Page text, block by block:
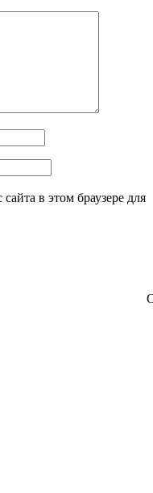
в этом браузере для